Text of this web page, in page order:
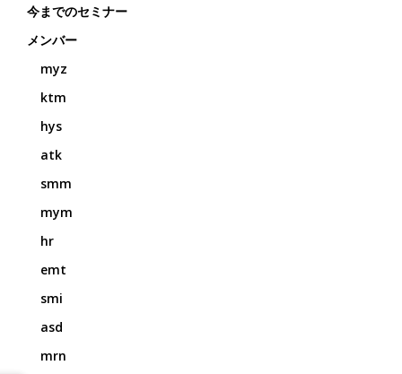
今までのセミナー
メンバー
myz
ktm
hys
atk
smm
mym
hr
emt
smi
asd
mrn